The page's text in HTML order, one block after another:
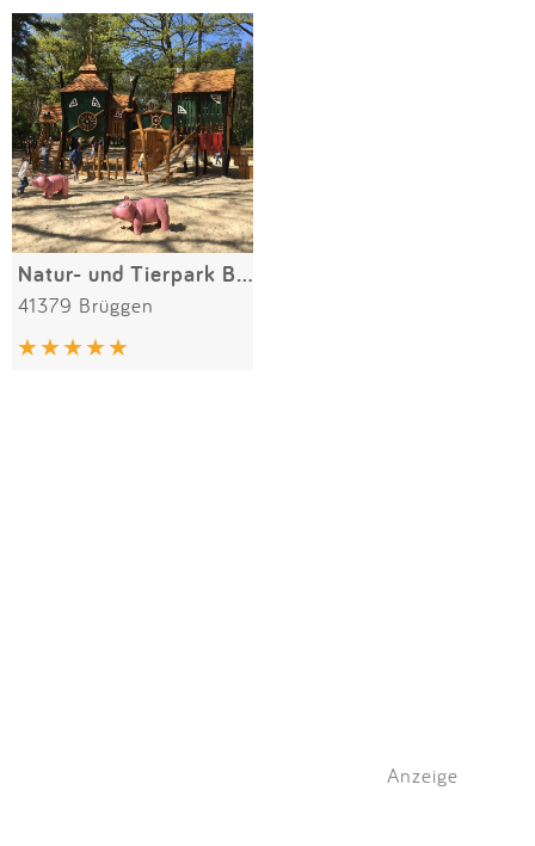
Anmelden
SPIELGERÄTE
Alle Filter (1) zurücksetzen
Natur- und Tierpark Brüggen
41379 Brüggen
Anzeige